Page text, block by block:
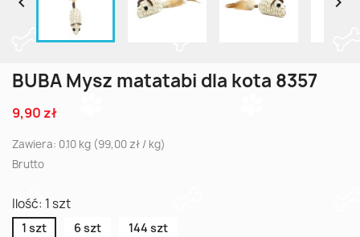
BUBA Mysz matatabi dla kota 8357
9,90 zł
Zawiera: 0.10 kg (99,00 zł / kg)
Brutto
Ilość: 1 szt
1 szt 6 szt 144 szt